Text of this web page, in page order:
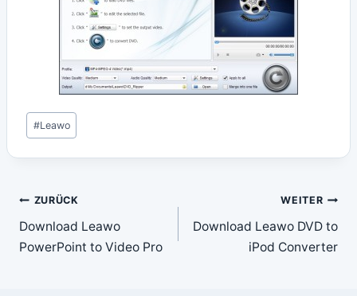
Schlagworte:
#Leawo
Beitragsnavigation
ZURÜCK
Download Leawo
PowerPoint to Video Pro
WEITER
Download Leawo DVD to
iPod Converter